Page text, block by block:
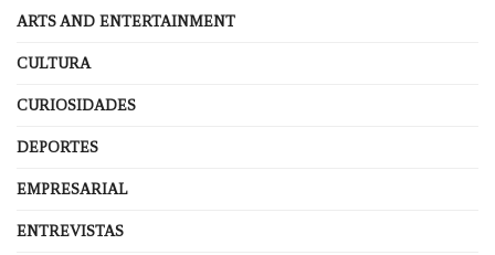
ARTS AND ENTERTAINMENT
CULTURA
CURIOSIDADES
DEPORTES
EMPRESARIAL
ENTREVISTAS